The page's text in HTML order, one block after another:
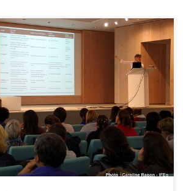
de Formation en Equithérapie lance un appel à
national 2016, qui se tiendra le vendredi 6 mai
de confirmation). L’appel à communications est
partager une vision, une expérience, une